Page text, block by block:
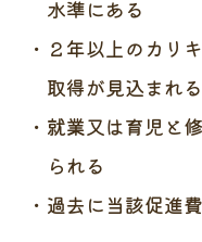
水準にある
２年以上のカリ
取得が見込まれる
就業又は育児と
られる
過去に当該促進